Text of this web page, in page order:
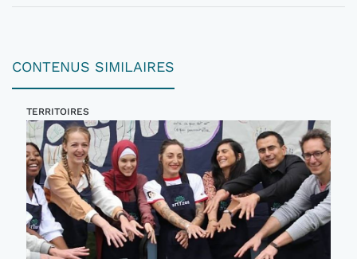
CONTENUS SIMILAIRES
TERRITOIRES